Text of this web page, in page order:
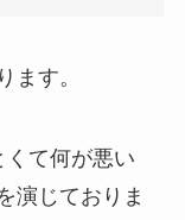
ます。
くて何が悪い
演じておりま